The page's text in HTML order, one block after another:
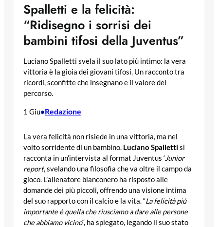
Spalletti e la felicità:
“Ridisegno i sorrisi dei
bambini tifosi della Juventus”
Luciano Spalletti svela il suo lato più intimo: la vera
vittoria è la gioia dei giovani tifosi. Un racconto tra
ricordi, sconfitte che insegnano e il valore del
percorso.
1 Giu•Redazione
La vera felicità non risiede in una vittoria, ma nel
volto sorridente di un bambino. Luciano Spallettisi
racconta in un’intervista al format Juventus ‘Junior
report‘, svelando una filosofia che va oltre il campo da
gioco. L’allenatore bianconero ha risposto alle
domande dei più piccoli, offrendo una visione intima
del suo rapporto con il calcio e la vita. “La felicità più
importante è quella che riusciamo a dare alle persone
che abbiamo vicino“, ha spiegato, legando il suo stato